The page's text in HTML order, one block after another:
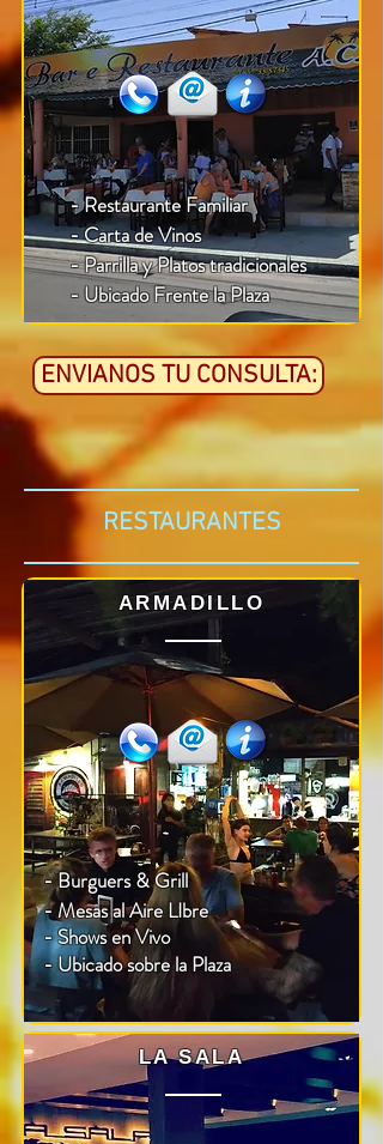
ENVIANOS TU CONSULTA:
- Restaurante Familiar
- Carta de Vinos
- Parrilla y Platos tradicionales
- Ubicado Frente la Plaza
RESTAURANTES
ARMADILLO
- Burguers & Grill
- Mesas al Aire LIbre
- Shows en Vivo
- Ubicado sobre la Plaza
LA SALA